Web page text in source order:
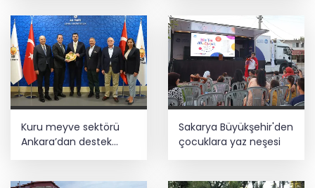
Kuru meyve sektörü
Ankara’dan destek
istedi
Sakarya Büyükşehir'den
çocuklara yaz neşesi